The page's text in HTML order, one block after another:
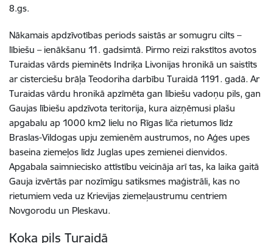
8.gs.
Nākamais apdzīvotības periods saistās ar somugru cilts –
lībiešu – ienākšanu 11. gadsimtā. Pirmo reizi rakstītos avotos
Turaidas vārds pieminēts Indriķa Livonijas hronikā un saistīts
ar cisterciešu brāļa Teodoriha darbību Turaidā 1191. gadā. Ar
Turaidas vārdu hronikā apzīmēta gan lībiešu vadoņu pils, gan
Gaujas lībiešu apdzīvota teritorija, kura aizņēmusi plašu
apgabalu ap 1000 km2 lielu no Rīgas līča rietumos līdz
Braslas-Vildogas upju zemienēm austrumos, no Aģes upes
baseina ziemeļos līdz Juglas upes zemienei dienvidos.
Apgabala saimniecisko attīstību veicināja arī tas, ka laika gaitā
Gauja izvērtās par nozīmīgu satiksmes maģistrāli, kas no
rietumiem veda uz Krievijas ziemeļaustrumu centriem
Novgorodu un Pleskavu.
Koka pils Turaidā